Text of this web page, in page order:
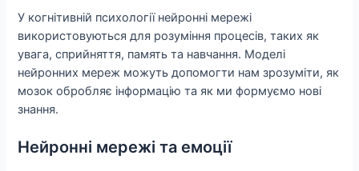
У когнітивній психології нейронні мережі
використовуються для розуміння процесів, таких як
увага, сприйняття, память та навчання. Моделі
нейронних мереж можуть допомогти нам зрозуміти, як
мозок обробляє інформацію та як ми формуємо нові
знання.
Нейронні мережі та емоції